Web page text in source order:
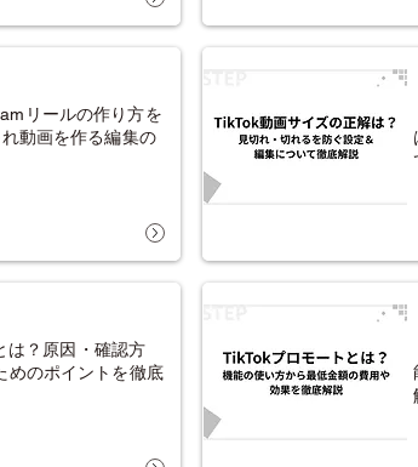
リールの作り方を
動画を作る編集の
は？原因・確認方
めのポイントを徹底